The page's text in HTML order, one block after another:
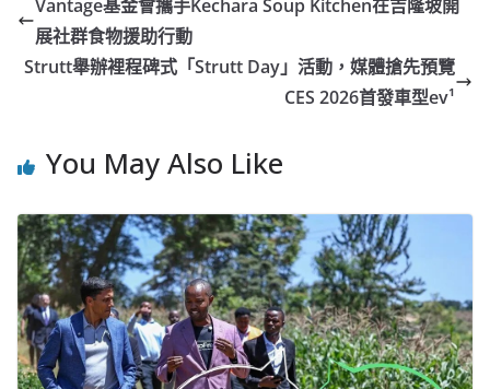
Vantage基金會攜手Kechara Soup Kitchen在吉隆坡開
展社群食物援助行動
Strutt舉辦裡程碑式「Strutt Day」活動，媒體搶先預覽
CES 2026首發車型ev¹
You May Also Like